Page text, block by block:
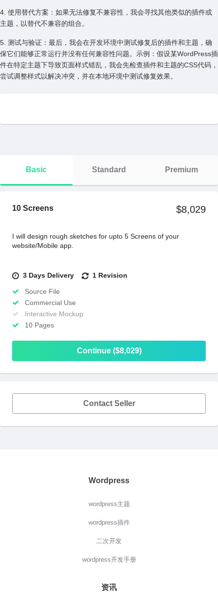
4. 使⽤替代⽅案：如果⽆法修复不兼容性，我会寻找其他类似的插件或
主题，以替代不兼容的组合。
5. 测试与验证：最后，我会在开发环境中测试修复后的插件和主题，确
保它们能够正常运⾏并没有任何兼容性问题。⽰例：假设某WordPress插
件在特定主题下导致页⾯样式错乱，我会先检查插件和主题的CSS代码，
尝试调整样式以解决冲突，并在本地环境中测试修复效果。
Basic Standard Premium
10 Screens $8,029
I will design rough sketches for upto 5 Screens of your
website/Mobile app.
3 Days Delivery 1 Revision
Source File
Commercial Use
Interactive Mockup
10 Pages
Continue ($8,029)
Contact Seller
Wordpress
wordpress主题
wordpress插件
二次开发
wordpress开发手册
资讯